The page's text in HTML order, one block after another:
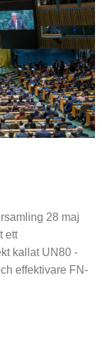
28 maj
ett
kallat UN80 -
effektivare FN-